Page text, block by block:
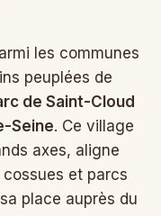
les communes
peuplées de
de Saint-Cloud
Seine. Ce village
axes, aligne
et parcs
place auprès du